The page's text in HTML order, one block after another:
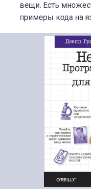
вещи. Есть
примеры кода на